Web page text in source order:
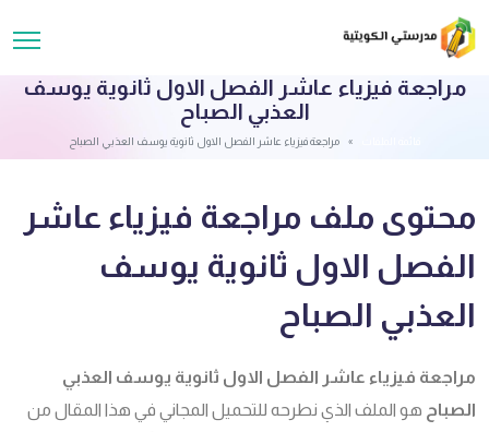
مراجعة فيزياء عاشر الفصل الاول ثانوية يوسف
العذبي الصباح
مراجعة فيزياء عاشر الفصل الاول ثانوية يوسف العذبي الصباح
محتوى ملف مراجعة فيزياء عاشر
الفصل الاول ثانوية يوسف
العذبي الصباح
مراجعة فيزياء عاشر الفصل الاول ثانوية يوسف العذبي
الصباح هو الملف الذي نطرحه للتحميل المجاني في هذا المقال من